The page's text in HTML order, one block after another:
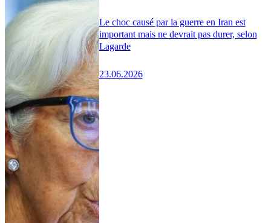
Le choc causé par la guerre en Iran est
important mais ne devrait pas durer, selon
Lagarde
23.06.2026